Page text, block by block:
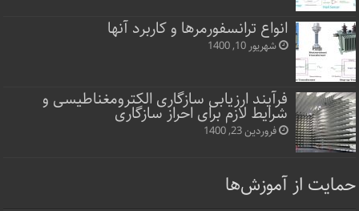
انواع ترانسفورمرها و کاربرد آنها
شهریور 10, 1400
فرآیند ارزیابی سازگاری الکترومغناطیسی و
شرایط لازم برای احراز سازگاری
فروردین 23, 1400
حمایت از آموزش‌ها